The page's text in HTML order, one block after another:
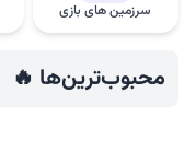
سرزمین های بازی
محبوب‌ترین‌ها 🔥